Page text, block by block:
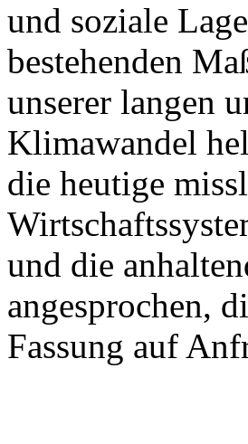
und soziale
bestehenden
unserer langen
Klimawandel
die heutige
und die
angesprochen,
Fassung auf